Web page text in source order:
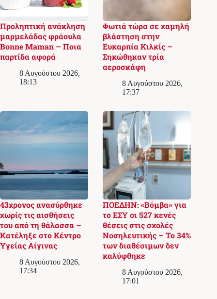
Προληπτική ανάκληση
μαρμελάδας φράουλα
Bonne Maman – Ποια
παρτίδα αφορά
8 Αυγούστου 2026,
18:13
Φωτιά τώρα σε χαμηλή
βλάστηση στην
Ευκαρπία Κιλκίς –
Σηκώθηκαν τρία
αεροσκάφη
8 Αυγούστου 2026,
17:37
43χρονος ανασύρθηκε
χωρίς τις αισθήσεις
του από τη θάλασσα –
Κατέληξε στο Κέντρο
Υγείας Αίγινας
8 Αυγούστου 2026,
17:34
ΠΟΕΔΗΝ: «Βόμβα» για
το ΕΣΥ οι 527 κενές
θέσεις στις σχολές
Νοσηλευτικής – Το 34%
των διαθέσιμων δεν
καλύφθηκε
8 Αυγούστου 2026,
17:01